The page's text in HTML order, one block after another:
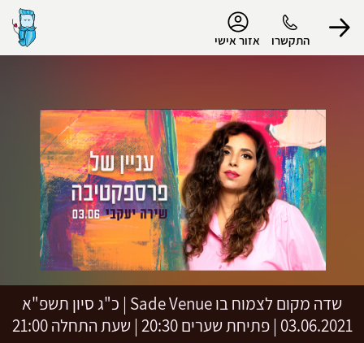
התקשרו אזור אישי
הפרופיל שלי
התנתק
שדה מקום לצמוח בו Sade Venue | כ"ג סיון תשפ"א
03.06.2021 | פתיחת שערים 20:30 | שעת התחלה 21:00